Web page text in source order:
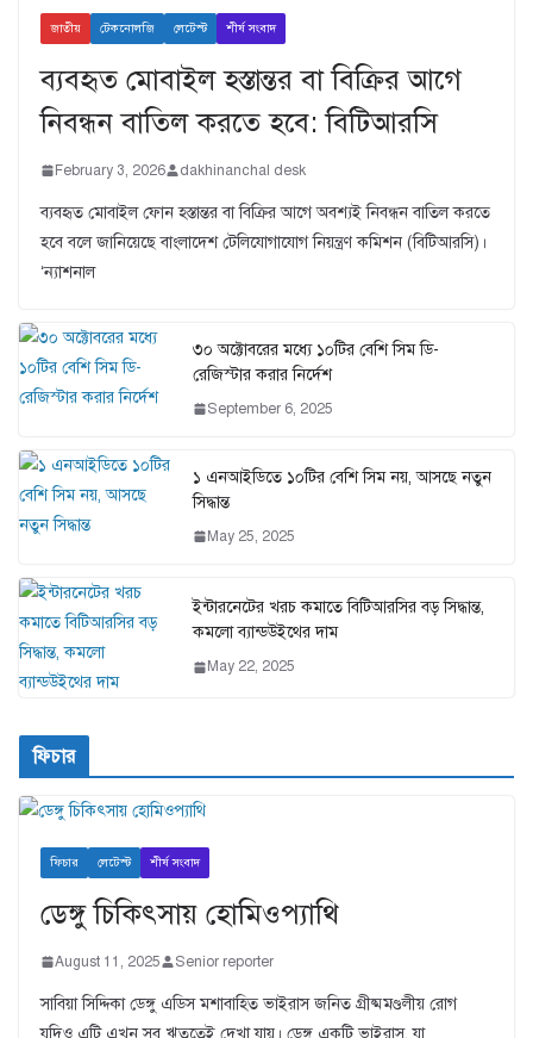
জাতীয় টেকনোলজি লেটেস্ট শীর্ষ সংবাদ
ব্যবহৃত মোবাইল হস্তান্তর বা বিক্রির আগে
নিবন্ধন বাতিল করতে হবে: বিটিআরসি
February 3, 2026 dakhinanchal desk
ব্যবহৃত মোবাইল ফোন হস্তান্তর বা বিক্রির আগে অবশ্যই নিবন্ধন বাতিল করতে
হবে বলে জানিয়েছে বাংলাদেশ টেলিযোগাযোগ নিয়ন্ত্রণ কমিশন (বিটিআরসি)।
‘ন্যাশনাল
৩০ অক্টোবরের মধ্যে ১০টির বেশি সিম ডি-
রেজিস্টার করার নির্দেশ
September 6, 2025
১ এনআইডিতে ১০টির বেশি সিম নয়, আসছে নতুন
সিদ্ধান্ত
May 25, 2025
ইন্টারনেটের খরচ কমাতে বিটিআরসির বড় সিদ্ধান্ত,
কমলো ব্যান্ডউইথের দাম
May 22, 2025
ফিচার
ফিচার লেটেস্ট শীর্ষ সংবাদ
ডেঙ্গু চিকিৎসায় হোমিওপ্যাথি
August 11, 2025 Senior reporter
সাবিয়া সিদ্দিকা ডেঙ্গু এডিস মশাবাহিত ভাইরাস জনিত গ্রীষ্মমণ্ডলীয় রোগ
যদিও এটি এখন সব ঋতুতেই দেখা যায়। ডেঙ্গু একটি ভাইরাস, যা